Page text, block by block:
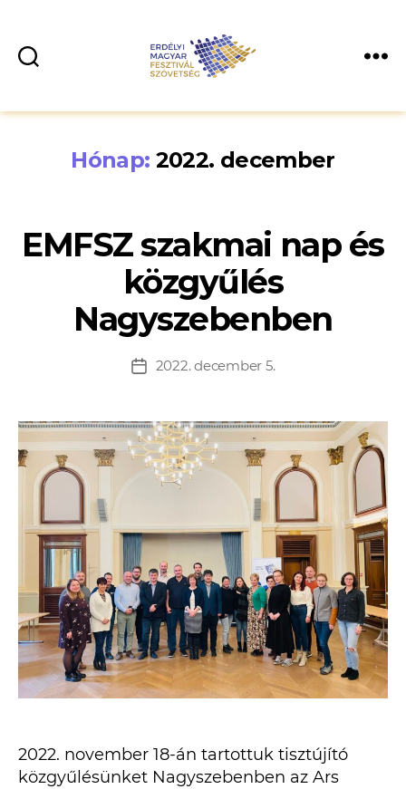
Hónap: 2022. december
EMFSZ szakmai nap és
közgyűlés
Nagyszebenben
2022. december 5.
2022. november 18-án tartottuk tisztújító
közgyűlésünket Nagyszebenben az Ars